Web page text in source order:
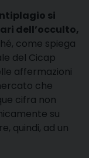
si
dell’occulto,
come spiega
del Cicap
affermazioni
che
cifra non
su
quindi, ad un